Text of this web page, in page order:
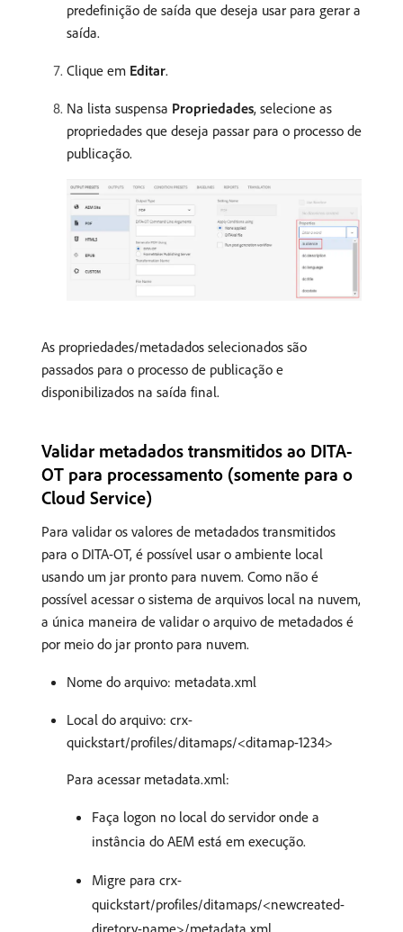
predefinição de saída que deseja usar para gerar a
saída.
Clique em Editar.
Na lista suspensa Propriedades, selecione as
propriedades que deseja passar para o processo de
publicação.
As propriedades/metadados selecionados são
passados para o processo de publicação e
disponibilizados na saída final.
Validar metadados transmitidos ao DITA-
OT para processamento (somente para o
Cloud Service)
Para validar os valores de metadados transmitidos
para o DITA-OT, é possível usar o ambiente local
usando um jar pronto para nuvem. Como não é
possível acessar o sistema de arquivos local na nuvem,
a única maneira de validar o arquivo de metadados é
por meio do jar pronto para nuvem.
Nome do arquivo: metadata.xml
Local do arquivo: crx-
quickstart/profiles/ditamaps/<ditamap-1234>
Para acessar metadata.xml:
Faça logon no local do servidor onde a
instância do AEM está em execução.
Migre para crx-
quickstart/profiles/ditamaps/<newcreated-